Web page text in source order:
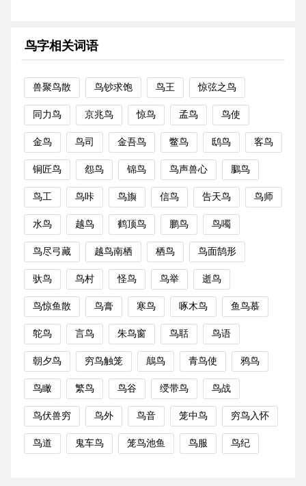
鸟字相关词语
兽聚鸟散 鸟钞求饱 鸟王 惊弦之鸟
同力鸟 京兆鸟 惊鸟 孟鸟 鸟使
金鸟 鸟司 金吾鸟 鳖鸟 鸱鸟 客鸟
铜匠鸟 怨鸟 锦鸟 鸟声兽心 鵩鸟
鸟工 鸟咔 鸟旟 信鸟 告天鸟 鸟师
水鸟 越鸟 鹤顶鸟 鹏鸟 鸟噣
鸟尽弓藏 越鸟南栖 栖鸟 鸟面鹄形
驮鸟 鸟村 怪鸟 鸟举 逝鸟
鸟惊鱼散 鸟膏 寒鸟 啄木鸟 鱼鸟慕
鸵鸟 言鸟 朱鸟窗 鸟聒 鸟语
朝夕鸟 穷鸟触笼 鷏鸟 青鸟使 鸦鸟
鸟瞰 繁鸟 鸟谷 绶带鸟 鸟战
鸟伏兽穷 鸟外 鸟音 笼中鸟 穷鸟入怀
鸟道 鬼车鸟 笼鸟池鱼 鸟服 鸟纪